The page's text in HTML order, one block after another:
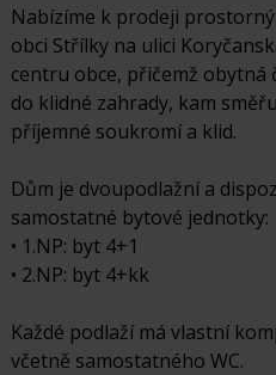
Nabízíme k prodeji
obci Střílky na ulici
centru obce, přičemž
do klidné zahrady, kam
příjemné soukromí a klid.
Dům je dvoupodlažní a
samostatné bytové jednotky:
• 1.NP: byt 4+1
• 2.NP: byt 4+kk
Každé podlaží má vlastní
včetně samostatného WC.